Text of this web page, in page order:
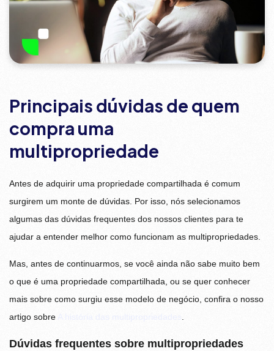
Principais dúvidas de quem
compra uma
multipropriedade
Antes de adquirir uma propriedade compartilhada é comum
surgirem um monte de dúvidas. Por isso, nós selecionamos
algumas das dúvidas frequentes dos nossos clientes para te
ajudar a entender melhor como funcionam as multipropriedades.
Mas, antes de continuarmos, se você ainda não sabe muito bem
o que é uma propriedade compartilhada, ou se quer conhecer
mais sobre como surgiu esse modelo de negócio, confira o nosso
artigo sobre
.
Dúvidas frequentes sobre multipropriedades